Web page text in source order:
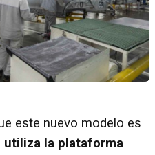
este nuevo modelo es
utiliza la plataforma